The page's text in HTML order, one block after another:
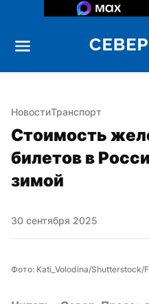
НовостиТранспорт
Стоимость
билетов в
зимой
30 сентября 2025
Фото: Kati_Volodina/Shutterstock/